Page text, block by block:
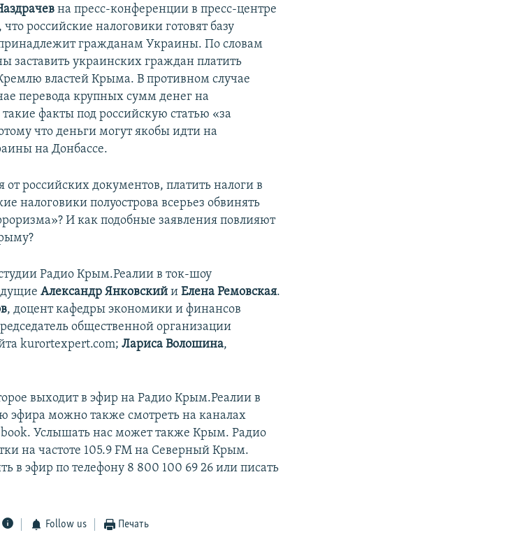
на пресс-конференции в пресс-центре
российские налоговики готовят базу
гражданам Украины. По словам
заставить украинских граждан платить
властей Крыма. В противном случае
перевода крупных сумм денег на
факты под российскую статью «за
что деньги могут якобы идти на
на Донбассе.
российских документов, платить налоги в
налоговики полуострова всерьез обвинять
И как подобные заявления повлияют
Радио Крым.Реалии в ток-шоу
Александр Янковский и Елена Ремовская.
, доцент кафедры экономики и финансов
общественной организации
kurortexpert.com;Лариса Волошина,
выходит в эфир на Радио Крым.Реалии в
эфира можно также смотреть на каналах
Услышать нас может также Крым. Радио
на частоте 105.9 FM на Северный Крым.
в эфир по телефону 8 800 100 69 26 или писать
Follow us Печать